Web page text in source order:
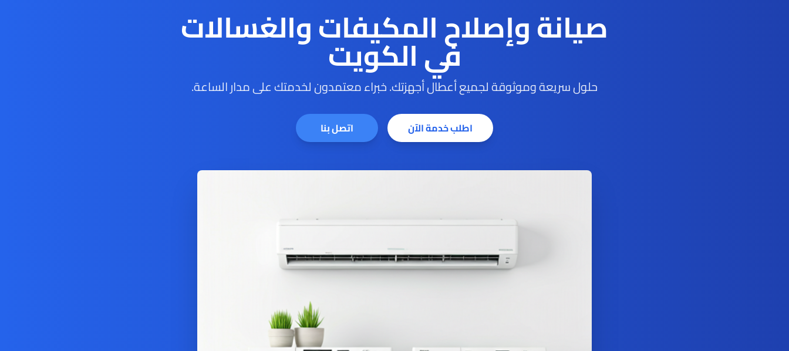
صيانة وإصلاح المكيفات والغسالات
في الكويت
حلول سريعة وموثوقة لجميع أعطال أجهزتك. خبراء معتمدون لخدمتك على مدار الساعة.
اطلب خدمة الآن اتصل بنا